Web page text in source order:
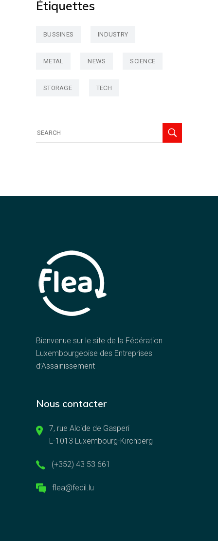
Étiquettes
BUSSINES INDUSTRY
METAL NEWS SCIENCE
STORAGE TECH
Bienvenue sur le site de la Fédération
Luxembourgeoise des Entreprises
d’Assainissement
Nous contacter
7, rue Alcide de Gasperi
L-1013 Luxembourg-Kirchberg
(+352) 43 53 661
flea@fedil.lu